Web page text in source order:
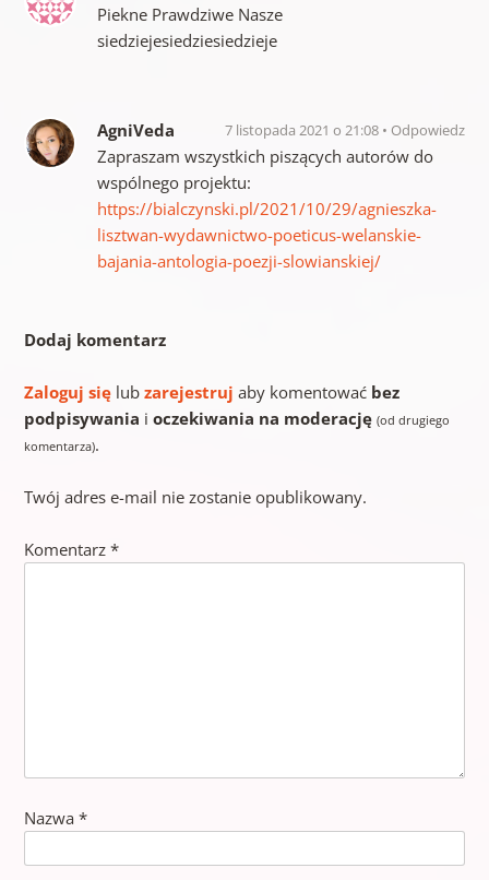
Piekne Prawdziwe Nasze
siedziejesiedziesiedzieje
AgniVeda 7 listopada 2021 o 21:08 Odpowiedz
Zapraszam wszystkich piszących autorów do
wspólnego projektu:
https://bialczynski.pl/2021/10/29/agnieszka-
lisztwan-wydawnictwo-poeticus-welanskie-
bajania-antologia-poezji-slowianskiej/
Dodaj komentarz
Zaloguj sięlub zarejestruj aby komentować bez
podpisywania i oczekiwania na moderację (od drugiego
komentarza).
Twój adres e-mail nie zostanie opublikowany.
Komentarz *
Nazwa *